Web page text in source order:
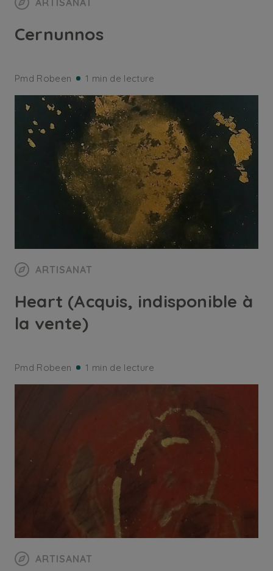
ARTISANAT
Cernunnos
Pmd Robeen 1 min de lecture
ARTISANAT
Heart (Acquis, indisponible à
la vente)
Pmd Robeen 1 min de lecture
ARTISANAT